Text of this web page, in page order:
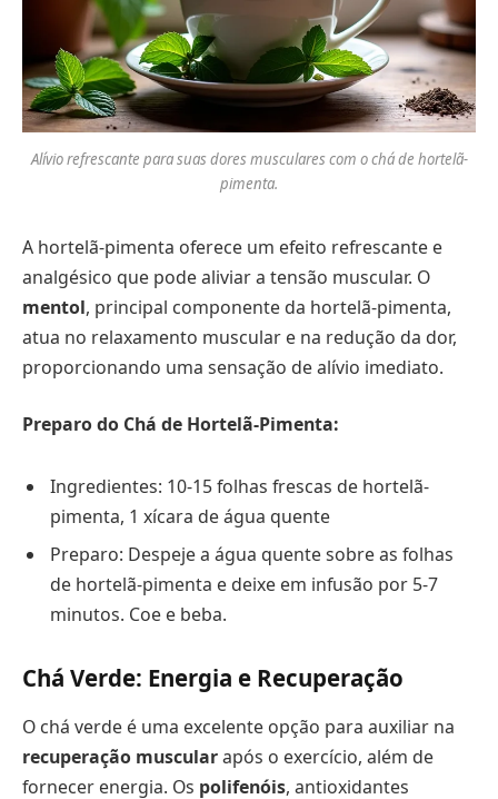
Alívio refrescante para suas dores musculares com o chá de hortelã-
pimenta.
A hortelã-pimenta oferece um efeito refrescante e
analgésico que pode aliviar a tensão muscular. O
mentol, principal componente da hortelã-pimenta,
atua no relaxamento muscular e na redução da dor,
proporcionando uma sensação de alívio imediato.
Preparo do Chá de Hortelã-Pimenta:
Ingredientes: 10-15 folhas frescas de hortelã-
pimenta, 1 xícara de água quente
Preparo: Despeje a água quente sobre as folhas
de hortelã-pimenta e deixe em infusão por 5-7
minutos. Coe e beba.
Chá Verde: Energia e Recuperação
O chá verde é uma excelente opção para auxiliar na
recuperação muscularapós o exercício, além de
fornecer energia. Os polifenóis, antioxidantes